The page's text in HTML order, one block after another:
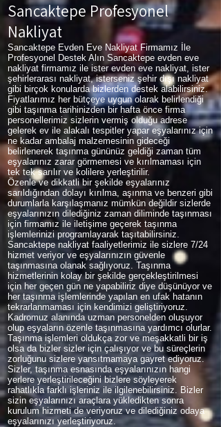
Sancaktepe Profesyonel
Nakliyat
Sancaktepe Evden Eve Nakliyat Firmamız İle
Profesyonel Destek Alın Sancaktepe evden eve
nakliyat firmamız ile ister evden eve nakliyat, ister
şehirlerarası nakliyat, isterseniz şehir dışı nakliyat
gibi birçok konularda bizlerden destek alabilirsiniz.
Fiyatlarımız her bütçeye uygun olarak belirlendiği
gibi taşınma tarihinizden bir hafta önce firma
personellerimiz sizlerin vermiş olduğu adrese
gelerek ev ile alakalı tespitler yapar eşyalarınız için
ne kadar ambalaj malzemesinin gideceği
belirlenerek taşınma gününüz geldiği zaman tüm
eşyalarınız zarar görmemesi ve kırılmaması için
tek tek sarılır ve kolilere yerleştirilir.
Özenle ve dikkatli bir şekilde eşyalarınız
sarıldığından dolayı kırılma, aşınma ve benzeri gibi
durumlarla karşılaşmanız mümkün değildir sizlerde
eşyalarınızın dilediğiniz zaman diliminde taşınması
için firmamız ile iletişime geçerek taşınma
işlemlerinizi programlayarak taşıtabilirsiniz.
Sancaktepe nakliyat faaliyetlerimiz ile sizlere 7/24
hizmet veriyor ve eşyalarınızın güvenle
taşınmasına olanak sağlıyoruz. Taşınma
hizmetlerinin kolay bir şekilde gerçekleştirilmesi
için her geçen gün ne yapabiliriz diye düşünüyor ve
her taşınma işlemlerinde yapılan en ufak hatanın
tekrarlanmaması için kendimizi geliştiriyoruz.
Kadromuz alanında uzman personelden oluşuyor
olup eşyaların özenle taşınmasına yardımcı olurlar.
Taşınma işlemleri oldukça zor ve meşakkatli bir iş
olsa da bizler sizler için çalışıyor ve bu süreçlerin
zorluğunu sizlere yansıtmamaya gayret ediyoruz.
Sizler, taşınma esnasında eşyalarınızın hangi
yerlere yerleştirileceğini bizlere söyleyerek
rahatlıkla farklı işleriniz ile ilgilenebilirsiniz. Bizler
sizin eşyalarınızı araçlara yükledikten sonra
kurulum hizmeti de veriyoruz ve dilediğiniz odaya
eşyalarınızı yerleştiriyoruz.